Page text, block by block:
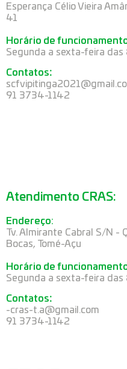
Esperança Célio Vieira
41
Horário de
Segunda a sexta-feira das
Contatos:
91 3734-1142
Atendimento CRAS:
Endereço:
Tv. Almirante Cabral S/N -
Bocas, Tomé-Açu
Horário de
Segunda a sexta-feira das
Contatos:
-cras-t.a@gmail.com
91 3734-1142